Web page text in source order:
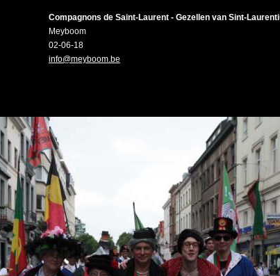
Compagnons de Saint-Laurent - Gezellen van Sint-
Meyboom
02-06-18
info@meyboom.be